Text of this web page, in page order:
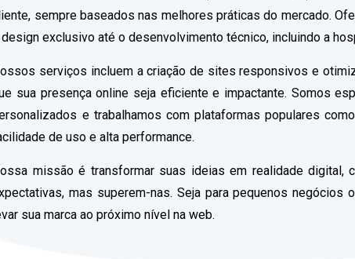
sempre baseados nas melhores práticas do mercado.
exclusivo até o desenvolvimento técnico, incluindo a
serviços incluem a criação de sites responsivos e
sua presença online seja eficiente e impactante. Somos
e trabalhamos com plataformas populares
de uso e alta performance.
missão é transformar suas ideias em realidade digital,
mas superem-nas. Seja para pequenos negócios
sua marca ao próximo nível na web.